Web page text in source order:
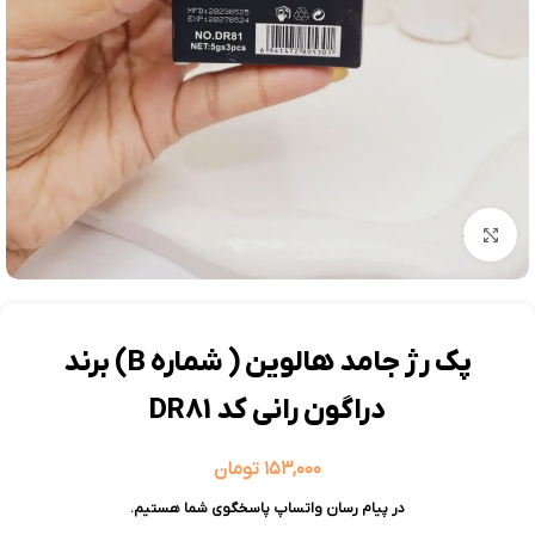
بزرگنمایی تصویر
پک رژ جامد هالوین ( شماره B) برند
دراگون رانی کد DR81
۱۵۳,۰۰۰ تومان
در پیام رسان واتساپ پاسخگوی شما هستیم.